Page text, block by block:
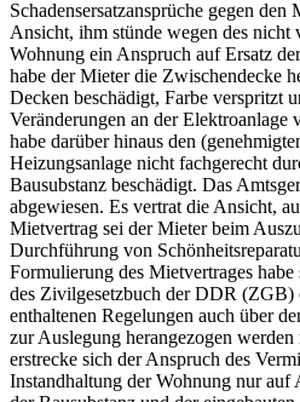
Schadensersatzansprüche gegen
Ansicht, ihm stünde wegen des nicht
Wohnung ein Anspruch auf Ersatz
habe der Mieter die Zwischendecke
Decken beschädigt, Farbe verspritzt
Veränderungen an der Elektroanlage
habe darüber hinaus den
Heizungsanlage nicht fachgerecht
Bausubstanz beschädigt. Das
abgewiesen. Es vertrat die Ansicht,
Mietvertrag sei der Mieter beim
Durchführung von
Formulierung des Mietvertrages
des Zivilgesetzbuch der DDR (ZGB)
enthaltenen Regelungen auch über
zur Auslegung herangezogen
erstrecke sich der Anspruch des
Instandhaltung der Wohnung nur